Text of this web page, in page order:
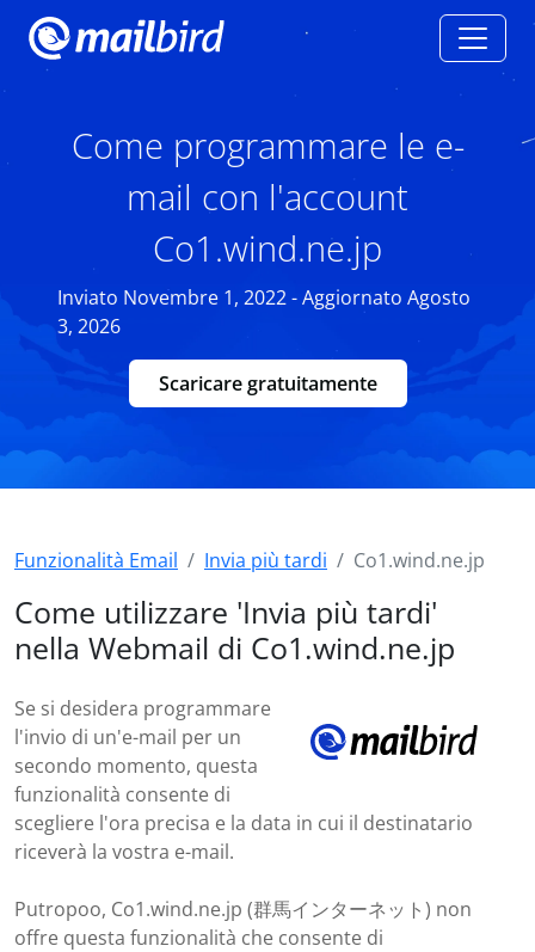
Come programmare le e-
mail con l'account
Co1.wind.ne.jp
Inviato Novembre 1, 2022 - Aggiornato Agosto
3, 2026
Scaricare gratuitamente
Funzionalità Email Invia più tardi Co1.wind.ne.jp
Come utilizzare 'Invia più tardi'
nella Webmail di Co1.wind.ne.jp
Se si desidera programmare
l'invio di un'e-mail per un
secondo momento, questa
funzionalità consente di
scegliere l'ora precisa e la data in cui il destinatario
riceverà la vostra e-mail.
Putropoo, Co1.wind.ne.jp (群馬インターネット) non
offre questa funzionalità che consente di